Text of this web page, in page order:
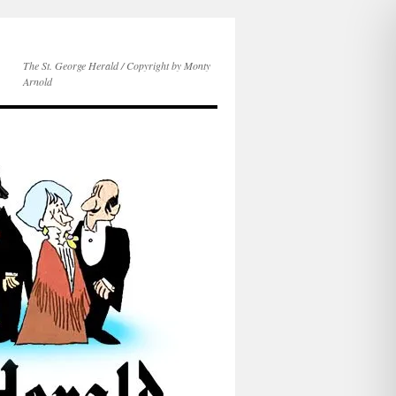
The St. George Herald / Copyright by Monty
Arnold